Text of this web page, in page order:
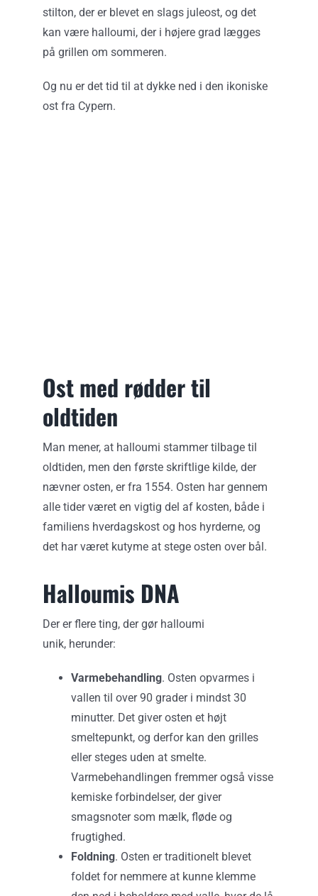
stilton, der er blevet en slags juleost, og det
kan være halloumi, der i højere grad lægges
på grillen om sommeren.
Og nu er det tid til at dykke ned i den ikoniske
ost fra Cypern.
Ost med rødder til
oldtiden
Man mener, at halloumi stammer tilbage til
oldtiden, men den første skriftlige kilde, der
nævner osten, er fra 1554. Osten har gennem
alle tider været en vigtig del af kosten, både i
familiens hverdagskost og hos hyrderne, og
det har været kutyme at stege osten over bål.
Halloumis DNA
Der er flere ting, der gør halloumi
unik, herunder:
Varmebehandling. Osten opvarmes i
vallen til over 90 grader i mindst 30
minutter. Det giver osten et højt
smeltepunkt, og derfor kan den grilles
eller steges uden at smelte.
Varmebehandlingen fremmer også visse
kemiske forbindelser, der giver
smagsnoter som mælk, fløde og
frugtighed.
Foldning. Osten er traditionelt blevet
foldet for nemmere at kunne klemme